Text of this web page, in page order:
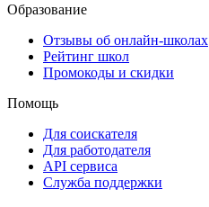
Образование
Отзывы об онлайн-школах
Рейтинг школ
Промокоды и скидки
Помощь
Для соискателя
Для работодателя
API сервиса
Служба поддержки